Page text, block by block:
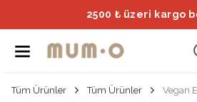
2500 ₺ üzeri kargo
Tüm Ürünler Tüm Ürünler Vegan